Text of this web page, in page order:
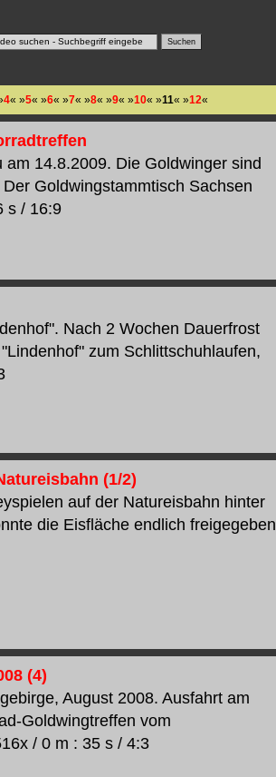
4« »5« »6« »7« »8« »9« »10« »11« »12«
14.8.2009. Die Goldwinger sind
Goldwingstammtisch Sachsen
s / 16:9
Nach 2 Wochen Dauerfrost
zum Schlittschuhlaufen,
(1/2)
auf der Natureisbahn hinter
die Eisfläche endlich freigegeben
(4)
August 2008. Ausfahrt am
Goldwingtreffen vom
/ 0 m : 35 s / 4:3